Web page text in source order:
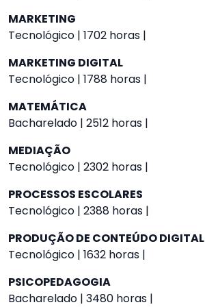
MARKETING
Tecnológico | 1702 horas |
MARKETING DIGITAL
Tecnológico | 1788 horas |
MATEMÁTICA
Bacharelado | 2512 horas |
MEDIAÇÃO
Tecnológico | 2302 horas |
PROCESSOS ESCOLARES
Tecnológico | 2388 horas |
PRODUÇÃO DE CONTEÚDO DIGITAL
Tecnológico | 1632 horas |
PSICOPEDAGOGIA
Bacharelado | 3480 horas |